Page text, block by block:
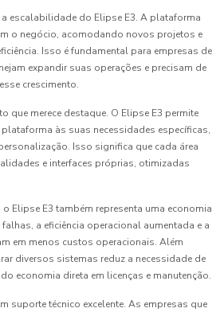
escalabilidade do Elipse E3. A plataforma
o negócio, acomodando novos projetos e
Isso é fundamental para empresas de
expandir suas operações e precisam de
crescimento.
que merece destaque. O Elipse E3 permite
às suas necessidades específicas,
Isso significa que cada área
e interfaces próprias, otimizadas
Elipse E3 também representa uma economia
a eficiência operacional aumentada e a
em menos custos operacionais. Além
diversos sistemas reduz a necessidade de
economia direta em licenças e manutenção.
suporte técnico excelente. As empresas que